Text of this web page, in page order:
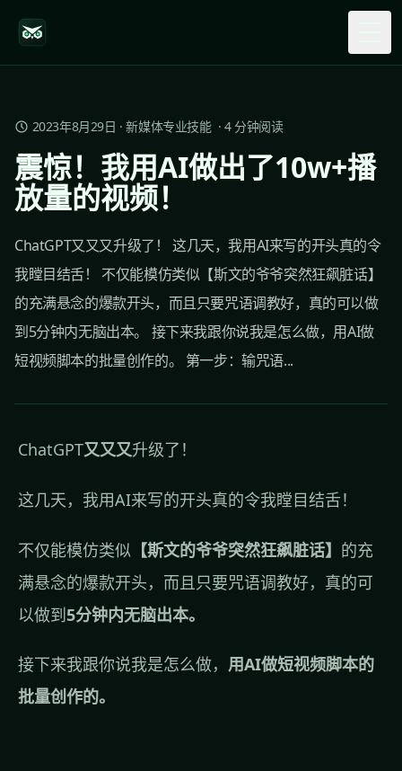
2023年8月29日 ·新媒体专业技能·4分钟阅读
震惊！我用AI做出了10w+播
放量的视频！
ChatGPT又又又升级了！ 这几天，我用AI来写的开头真的令
我瞠目结舌！ 不仅能模仿类似【斯文的爷爷突然狂飙脏话】
的充满悬念的爆款开头，而且只要咒语调教好，真的可以做
到5分钟内无脑出本。 接下来我跟你说我是怎么做，用AI做
短视频脚本的批量创作的。 第一步：输咒语...
ChatGPT又又又升级了！
这几天，我用AI来写的开头真的令我瞠目结舌！
不仅能模仿类似 【斯文的爷爷突然狂飙脏话】 的充
满悬念的爆款开头，而且只要咒语调教好，真的可
以做到5分钟内无脑出本。
接下来我跟你说我是怎么做， 用AI做短视频脚本的
批量创作的。